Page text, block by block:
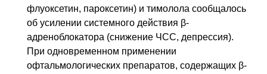
флуоксетин, пароксетин) и тимолола сообщалось
об усилении системного действия β-
адреноблокатора (снижение ЧСС, депрессия).
При одновременном применении
офтальмологических препаратов, содержащих β-